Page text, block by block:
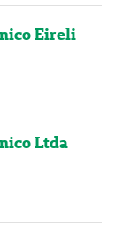
Eireli
Ltda